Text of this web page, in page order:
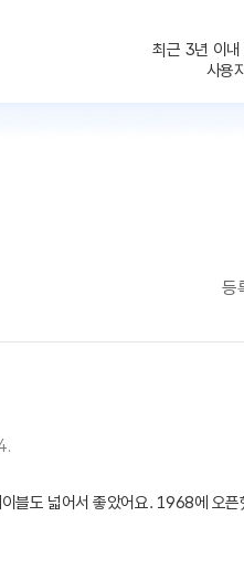
최근 3년 이내
사용
등
블도 넓어서 좋았어요. 1968에 오